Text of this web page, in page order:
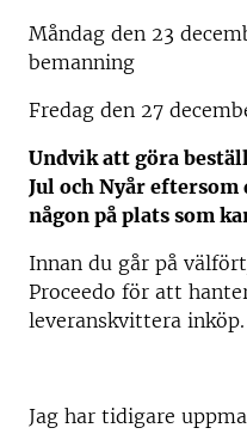
Måndag den 23
bemanning
Fredag den 27
Undvik att göra
Jul och Nyår
någon på plats som
Innan du går på
Proceedo för att
leveranskvittera inköp.
Jag har tidigare